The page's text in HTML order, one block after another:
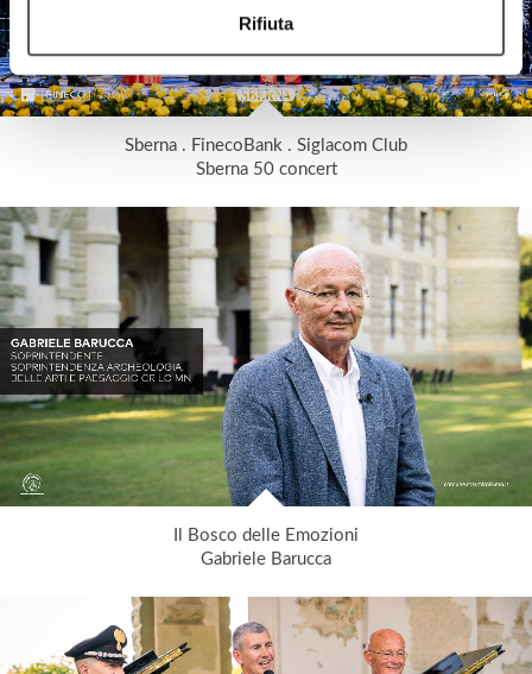
Rifiuta
Sberna . FinecoBank . Siglacom Club
Sberna 50 concert
Il Bosco delle Emozioni
Gabriele Barucca